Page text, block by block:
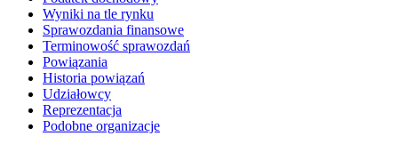
Wyniki na tle rynku
Sprawozdania finansowe
Terminowość sprawozdań
Powiązania
Historia powiązań
Udziałowcy
Reprezentacja
Podobne organizacje